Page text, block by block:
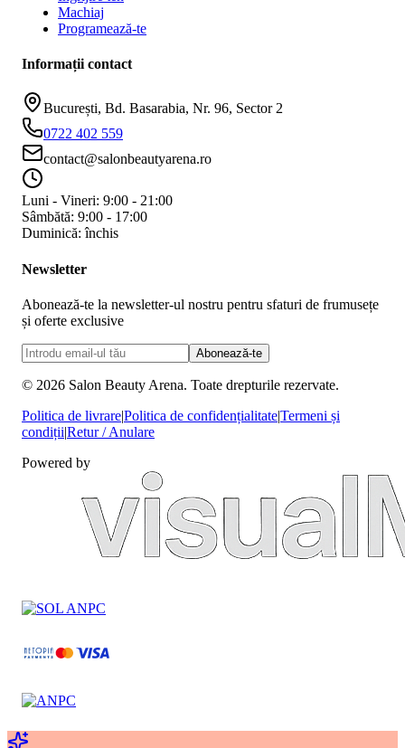
Machiaj
Programează-te
Informații contact
București, Bd. Basarabia, Nr. 96, Sector 2
0722 402 559
contact@salonbeautyarena.ro
Luni - Vineri: 9:00 - 21:00
Sâmbătă: 9:00 - 17:00
Duminică: închis
Newsletter
Abonează-te la newsletter-ul nostru pentru sfaturi de frumusețe
și oferte exclusive
Abonează-te
© 2026 Salon Beauty Arena. Toate drepturile rezervate.
Politica de livrare|Politica de confidențialitate|Termeni și
condiții|Retur / Anulare
Powered by